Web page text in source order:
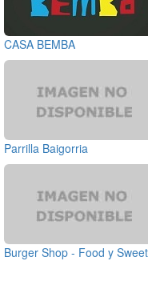
CASA BEMBA
Parrilla Baigorria
Burger Shop - Food y Sweet